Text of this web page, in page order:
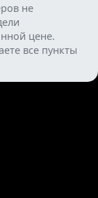
не
цене.
все пункты